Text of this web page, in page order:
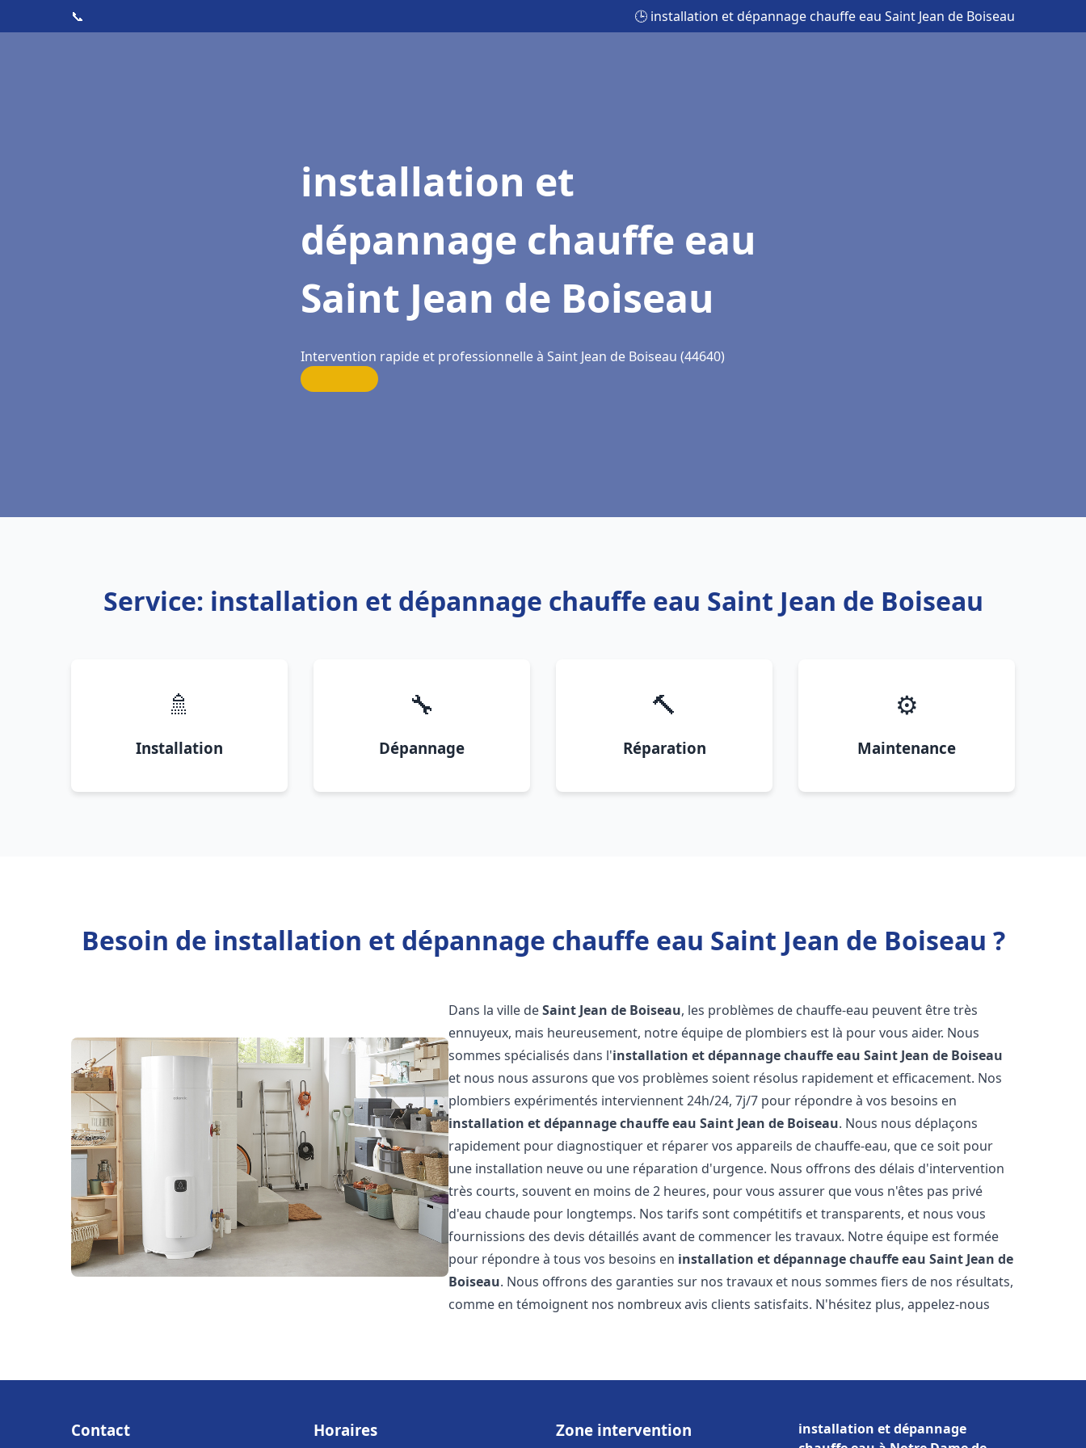
📞 🕒 installation et dépannage chauffe eau Saint Jean de Boiseau
installation et
dépannage chauffe eau
Saint Jean de Boiseau
Intervention rapide et professionnelle à Saint Jean de Boiseau (44640)
Service: installation et dépannage chauffe eau Saint Jean de Boiseau
🚿
Installation
🔧
Dépannage
🔨
Réparation
⚙️
Maintenance
Besoin de installation et dépannage chauffe eau Saint Jean de Boiseau ?
Dans la ville deSaint Jean de Boiseau, les problèmes de chauffe-eau peuvent être très
ennuyeux, mais heureusement, notre équipe de plombiers est là pour vous aider. Nous
sommes spécialisés dans l'installation et dépannage chauffe eau Saint Jean de Boiseau
et nous nous assurons que vos problèmes soient résolus rapidement et efficacement. Nos
plombiers expérimentés interviennent 24h/24, 7j/7 pour répondre à vos besoins en
installation et dépannage chauffe eau Saint Jean de Boiseau. Nous nous déplaçons
rapidement pour diagnostiquer et réparer vos appareils de chauffe-eau, que ce soit pour
une installation neuve ou une réparation d'urgence. Nous offrons des délais d'intervention
très courts, souvent en moins de 2 heures, pour vous assurer que vous n'êtes pas privé
d'eau chaude pour longtemps. Nos tarifs sont compétitifs et transparents, et nous vous
fournissions des devis détaillés avant de commencer les travaux. Notre équipe est formée
pour répondre à tous vos besoins en installation et dépannage chauffe eau Saint Jean de
Boiseau. Nous offrons des garanties sur nos travaux et nous sommes fiers de nos résultats,
comme en témoignent nos nombreux avis clients satisfaits. N'hésitez plus, appelez-nous
Contact Horaires Zone intervention
installation et dépannage